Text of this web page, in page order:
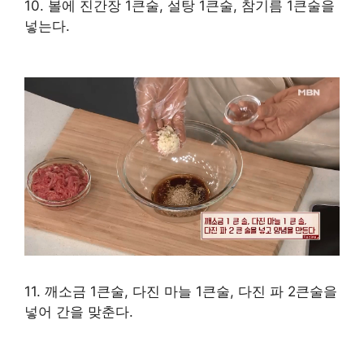
10. 볼에 진간장 1큰술, 설탕 1큰술, 참기름 1큰술을
넣는다.
11. 깨소금 1큰술, 다진 마늘 1큰술, 다진 파 2큰술을
넣어 간을 맞춘다.